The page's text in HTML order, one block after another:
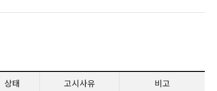
상태 고시사유 비고